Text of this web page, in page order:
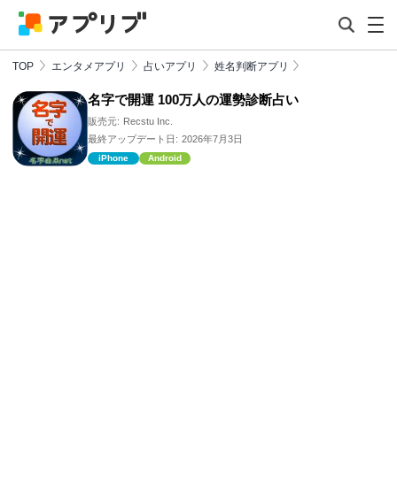
TOP エンタメアプリ 占いアプリ 姓名判断アプリ
名字で開運 100万人の運勢診断占い
販売元: Recstu Inc.
最終アップデート日: 2026年7月3日
iPhone Android